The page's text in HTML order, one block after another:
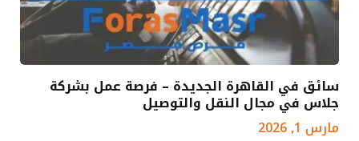
سائق في القاهرة الجديدة – فرصة عمل بشركة
جلاس في مجال النقل والتوصيل
مارس 1, 2026